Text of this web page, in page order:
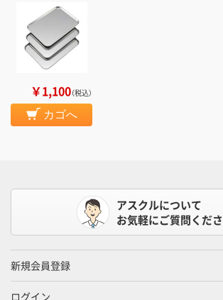
￥1,100（税込）
カゴへ
アスクルについて
お気軽にご質問くださ
新規会員登録
ログイン